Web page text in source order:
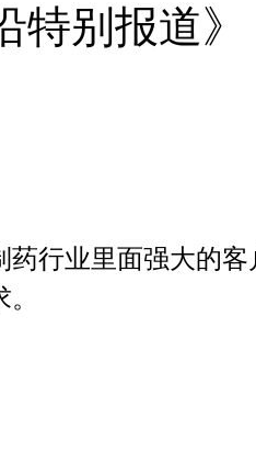
特别报道
药行业里面强大的